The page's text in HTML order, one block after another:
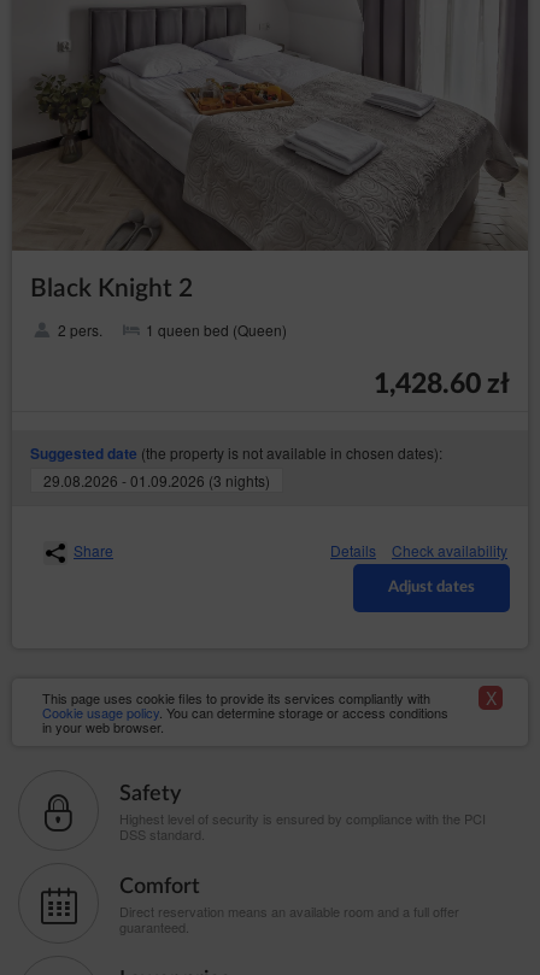
Black Knight 2
2 pers. 1 queen bed (Queen)
1,428.60 zł
Suggested date (the property is not available in chosen dates):
29.08.2026 - 01.09.2026 (3 nights)
Share Details Check availability
Adjust dates
This page uses cookie files to provide its services compliantly with
Cookie usage policy . You can determine storage or access conditions
in your web browser.
X
Safety
Highest level of security is ensured by compliance with the PCI
DSS standard.
Comfort
Direct reservation means an available room and a full offer
guaranteed.